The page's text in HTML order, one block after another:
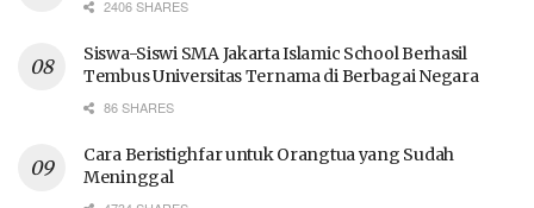
2406 SHARES
Siswa-Siswi SMA Jakarta Islamic School Berhasil
Tembus Universitas Ternama di Berbagai Negara
86 SHARES
Cara Beristighfar untuk Orangtua yang Sudah
Meninggal